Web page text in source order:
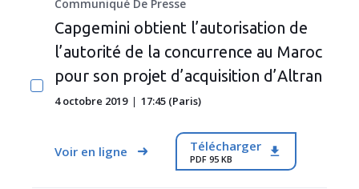
Communiqué De Presse
Capgemini obtient l’autorisation de
l’autorité de la concurrence au Maroc
pour son projet d’acquisition d’Altran
4 octobre 2019 17:45 (Paris)
Voir en ligne Télécharger
PDF 95 KB